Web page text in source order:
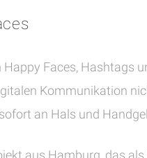
Happy Faces, Hashtags
Kommunikation
an Hals und
aus Hamburg, das